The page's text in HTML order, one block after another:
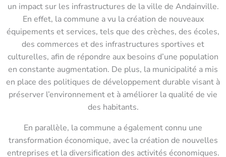
un impact sur les infrastructures de la ville de Andainville.
En effet, la commune a vu la création de nouveaux
équipements et services, tels que des crèches, des écoles,
des commerces et des infrastructures sportives et
culturelles, afin de répondre aux besoins d’une population
en constante augmentation. De plus, la municipalité a mis
en place des politiques de développement durable visant à
préserver l’environnement et à améliorer la qualité de vie
des habitants.
En parallèle, la commune a également connu une
transformation économique, avec la création de nouvelles
entreprises et la diversification des activités économiques.